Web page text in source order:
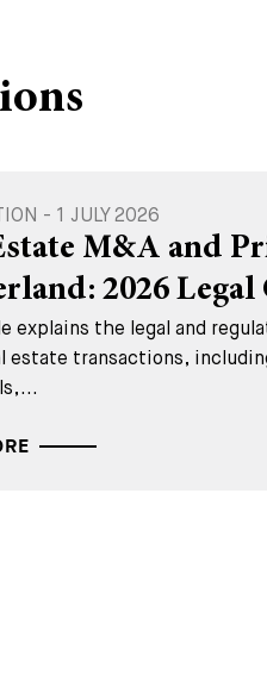
- 1 JULY 2026
M&A and
2026 Legal
explains the legal and
estate transactions,